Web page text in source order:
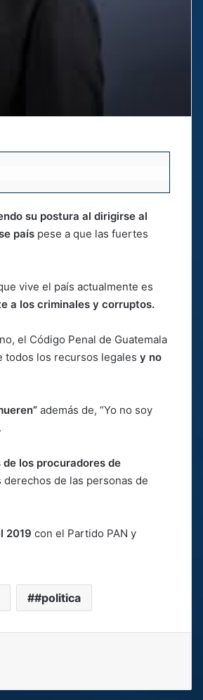
su postura al dirigirse al
país pese a que las fuertes
vive el país actualmente es
a los criminales y corruptos.
el Código Penal de Guatemala
todos los recursos legales y no
además de, “Yo no soy
los procuradores de
de las personas de
2019 con el Partido PAN y
#politica